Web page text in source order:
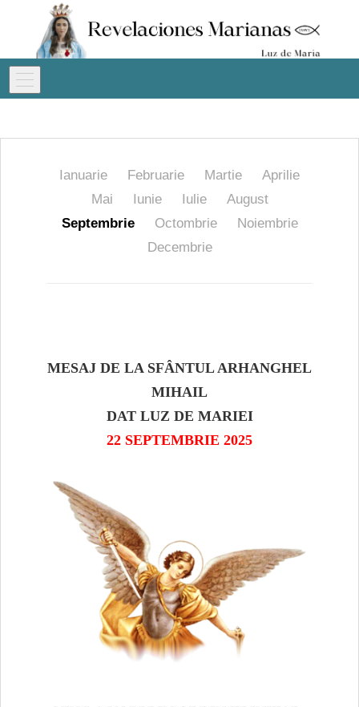
Ianuarie Februarie Martie
Aprilie
Mai
Iunie Iulie
August
Septembrie
Octombrie
Noiembrie
Decembrie
MESAJ DE LA SFÂNTUL ARHANGHEL
MIHAIL
DAT LUZ DE MARIEI
22 SEPTEMBRIE 2025